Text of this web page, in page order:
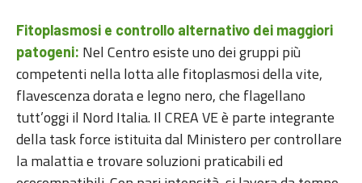
Fitoplasmosi e controllo alternativo dei maggiori
patogeni: Nel Centro esiste uno dei gruppi più
competenti nella lotta alle fitoplasmosi della vite,
flavescenza dorata e legno nero, che flagellano
tutt’oggi il Nord Italia. Il CREA VE è parte integrante
della task force istituita dal Ministero per controllare
la malattia e trovare soluzioni praticabili ed